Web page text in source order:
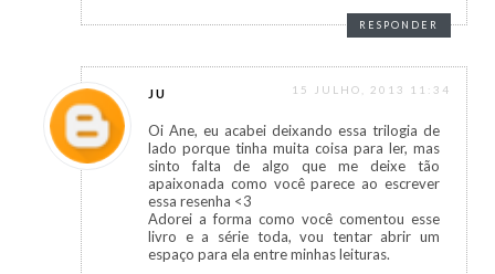
RESPONDER
JU 15 JULHO, 2013 11:34
Oi Ane, eu acabei deixando essa trilogia de
lado porque tinha muita coisa para ler, mas
sinto falta de algo que me deixe tão
apaixonada como você parece ao escrever
essa resenha <3
Adorei a forma como você comentou esse
livro e a série toda, vou tentar abrir um
espaço para ela entre minhas leituras.